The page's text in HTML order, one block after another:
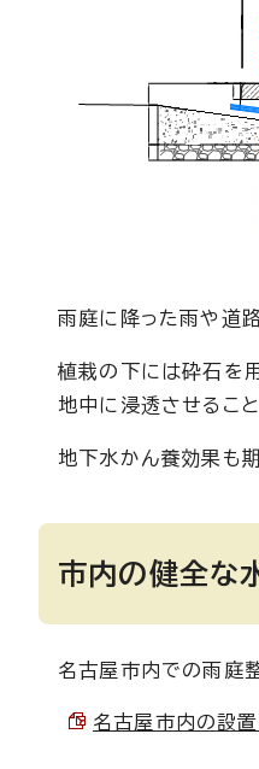
雨庭に降った雨や道
植栽の下には砕石を
地中に浸透させること
地下水かん養効果も
市内の健全な
名古屋市内での雨庭
名古屋市内の設